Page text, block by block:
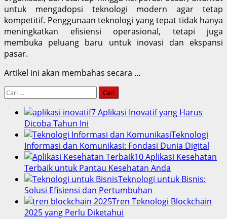
untuk mengadopsi teknologi modern agar tetap
kompetitif. Penggunaan teknologi yang tepat tidak hanya
meningkatkan efisiensi operasional, tetapi juga
membuka peluang baru untuk inovasi dan ekspansi
pasar.
Artikel ini akan membahas secara …
Cari
7 Aplikasi Inovatif yang Harus
Dicoba Tahun Ini
Teknologi
Informasi dan Komunikasi: Fondasi Dunia Digital
10 Aplikasi Kesehatan
Terbaik untuk Pantau Kesehatan Anda
Teknologi untuk Bisnis:
Solusi Efisiensi dan Pertumbuhan
Tren Teknologi Blockchain
2025 yang Perlu Diketahui